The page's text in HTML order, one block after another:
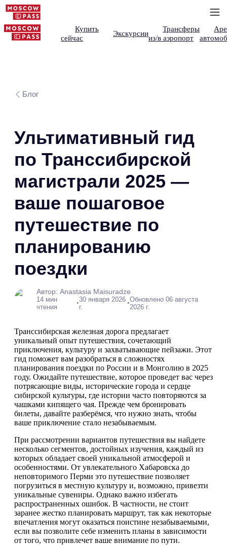
Купить
сейчас
Экскурсии
Трансферы
из/в аэропорт
Блог
Ультимативный гид
по Транссибирской
магистрали 2025 —
ваше пошаговое
путешествие по
планированию
поездки
Автор: Anastasia Maisuradze
14 мин
чтения
•30 января 2026
г.
•Обновлено 06 августа
2026 г.
Транссибирская железная дорога предлагает
уникальный опыт путешествия, сочетающий
приключения, культуру и захватывающие пейзажи. Этот
гид поможет вам разобраться в сложностях
планирования поездки по России и в Монголию в 2025
году. Ожидайте путешествие, которое проведет вас через
потрясающие виды, исторические города и сердце
сибирской культуры, где истории часто повторяются за
чашками кипящего чая. Прежде чем бронировать
билеты, давайте разберёмся, что нужно знать, чтобы
ваше приключение стало незабываемым.
При рассмотрении вариантов путешествия вы найдете
несколько сегментов, достойных изучения, каждый из
которых обладает своей уникальной атмосферой и
особенностями. От увлекательного Хабаровска до
неповторимого Перми это путешествие позволяет
погрузиться в местную культуру и, возможно, привезти
уникальные сувениры. Однако важно избегать
распространенных ошибок. В частности, не стоит
заранее жестко планировать маршрут, так как некоторые
впечатления могут оказаться поистине незабываемыми,
если вы позволите себе изменить планы в зависимости
от того, что привлечет ваше внимание по пути.